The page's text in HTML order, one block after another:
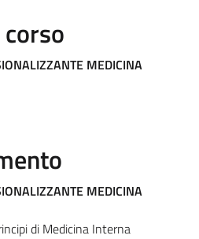
MEDICINA
MEDICINA
di Medicina Interna